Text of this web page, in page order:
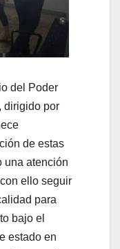
del Poder
dirigido por
de estas
una atención
ello seguir
para
bajo el
estado en